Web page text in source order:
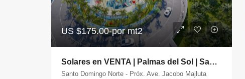
US $175.00-por mt2
Solares en VENTA | Palmas del Sol | Santo Domingo Norte
Santo Domingo Norte - Próx. Ave. Jacobo Majluta